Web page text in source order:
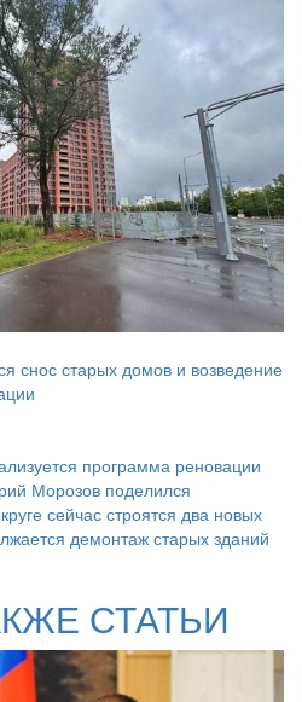
снос старых домов и возведение
программа реновации
Морозов поделился
сейчас строятся два новых
демонтаж старых зданий
СТАТЬИ